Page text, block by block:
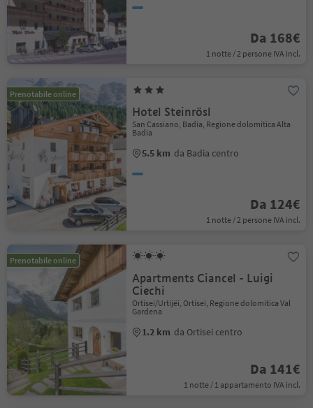
Da 168€
1 notte / 2 persone IVA incl.
Prenotabile online
Hotel Steinrösl
San Cassiano, Badia, Regione dolomitica Alta
Badia
5.5 km da Badia centro
Da 124€
1 notte / 2 persone IVA incl.
Prenotabile online
Apartments Ciancel - Luigi
Ciechi
Ortisei/Urtijëi, Ortisei, Regione dolomitica Val
Gardena
1.2 km da Ortisei centro
Da 141€
1 notte / 1 appartamento IVA incl.